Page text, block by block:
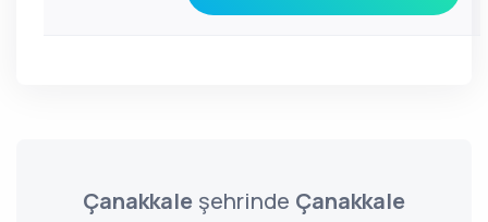
Çanakkale şehrinde Çanakkale